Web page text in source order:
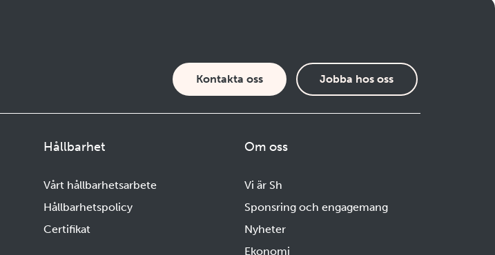
Kontakta oss Jobba hos oss
Hållbarhet
Vårt hållbarhetsarbete
Hållbarhetspolicy
Certifikat
Om oss
Vi är Sh
Sponsring och engagemang
Nyheter
Ekonomi